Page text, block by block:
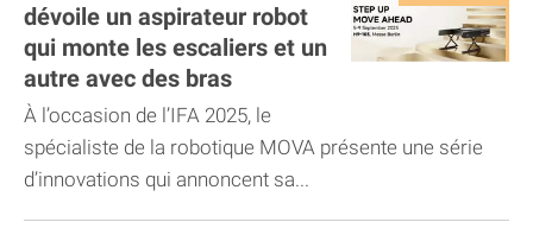
dévoile un aspirateur robot
qui monte les escaliers et un
autre avec des bras
À l’occasion de l’IFA 2025, le
spécialiste de la robotique MOVA présente une série
d’innovations qui annoncent sa...